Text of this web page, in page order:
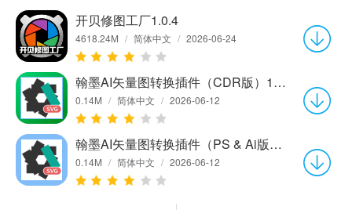
开贝修图工厂1.0.4
4618.24M / 简体中文 / 2026-06-24
翰墨AI矢量图转换插件（CDR版）1.0.0
0.14M / 简体中文 / 2026-06-12
翰墨AI矢量图转换插件（PS & Ai版）1.0.0
0.14M / 简体中文 / 2026-06-12